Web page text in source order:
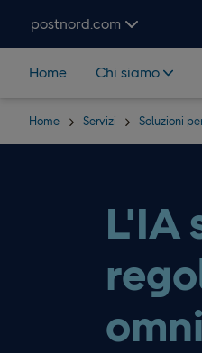
postnord.com
Home Chi siamo
Home Servizi Soluzioni
L'IA